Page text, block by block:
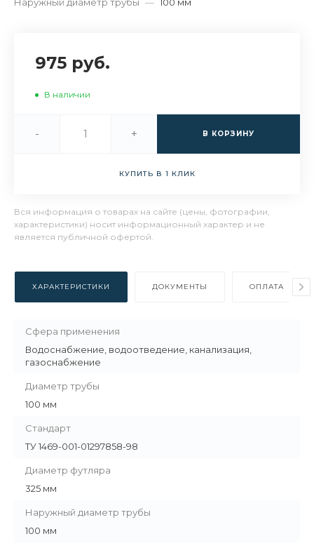
Наружный диаметр трубы — 100 мм
975 руб.
В наличии
- + В КОРЗИНУ
КУПИТЬ В 1 КЛИК
Вся информация о товарах на сайте (цены, фотографии,
характеристики) носит информационный характер и не
является публичной офертой.
ХАРАКТЕРИСТИКИ ДОКУМЕНТЫ ОПЛАТА
Сфера применения
Водоснабжение, водоотведение, канализация,
газоснабжение
Диаметр трубы
100 мм
Стандарт
ТУ 1469-001-01297858-98
Диаметр футляра
325 мм
Наружный диаметр трубы
100 мм